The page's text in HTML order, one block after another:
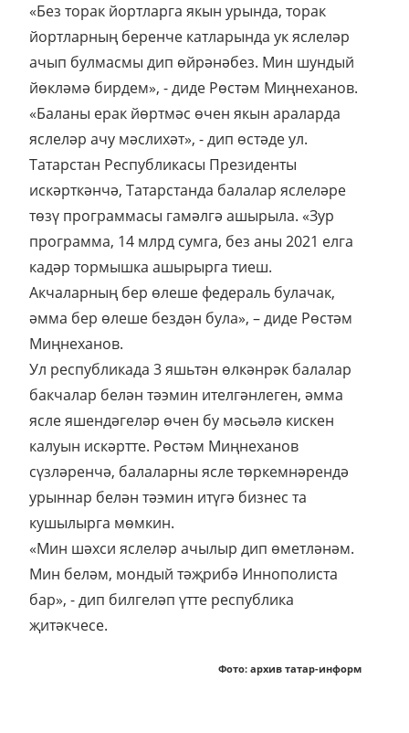
«Без торак йортларга якын урында, торак
йортларның беренче катларында ук яслеләр
ачып булмасмы дип өйрәнәбез. Мин шундый
йөкләмә бирдем», - диде Рөстәм Миңнеханов.
«Баланы ерак йөртмәс өчен якын араларда
яслеләр ачу мәслихәт», - дип өстәде ул.
Татарстан Республикасы Президенты
искәрткәнчә, Татарстанда балалар яслеләре
төзү программасы гамәлгә ашырыла. «Зур
программа, 14 млрд сумга, без аны 2021 елга
кадәр тормышка ашырырга тиеш.
Акчаларның бер өлеше федераль булачак,
әмма бер өлеше бездән була», – диде Рөстәм
Миңнеханов.
Ул республикада 3 яшьтән өлкәнрәк балалар
бакчалар белән тәэмин ителгәнлеген, әмма
ясле яшендәгеләр өчен бу мәсьәлә кискен
калуын искәртте. Рөстәм Миңнеханов
сүзләренчә, балаларны ясле төркемнәрендә
урыннар белән тәэмин итүгә бизнес та
кушылырга мөмкин.
«Мин шәхси яслеләр ачылыр дип өметләнәм.
Мин беләм, мондый тәҗрибә Иннополиста
бар», - дип билгеләп үтте республика
җитәкчесе.
Фото: архив татар-информ